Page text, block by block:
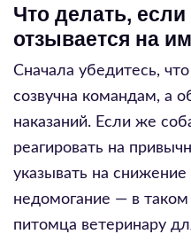
Что делать, если
отзывается на
Сначала убедитесь,
созвучна командам, а
наказаний. Если же
реагировать на
указывать на снижение
недомогание — в таком
питомца ветеринару